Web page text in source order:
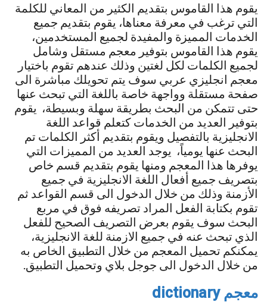
يقوم هذا القاموس بتقديم الكثير من المعاني للكلمة
التي ترغب في معرفة معناها، يقوم بتقديم جميع
الخدمات المميزة والمفيدة لجميع المستخدمين،
يقوم هذا القاموس بتوفير معجم مستقل وشامل
لجميع الكلمات لكل لغتين وذلك عندهم تقوم باختيار
معجم انجليزي عربي سوف يتم تحويلك مباشرة الى
صفحة مستقلة وواجهة خاصة باللغة التي تبحث عنها
حتى تتمكن من البحث بطريقة سهلة وبسيطة، يقوم
بتوفير العديد من الخدمات كتعلم قواعد اللغة
الانجليزية بالتفصيل ويقوم بتقديم أكثر الكلمات تم
البحث عنها يومياً، يوجد العديد من المميزات التي
يوفرها هذا المعجم ومنها يقوم بتقديم قسم خاص
بتصريف جميع أفعال اللغة الانجليزية في جميع
الأزمنة وذلك من خلال الدخول الى قسم القواعد ثم
تقوم بكتابة الفعل المراد تصريفه فوق في مربع
البحث سوف يقوم بعرض التصريف الصحيح للفعل
الذي تبحث عنه في جميع الازمنة للغة الانجليزية،
يمكنكم تحميل المعجم من خلال التطبيق الخاص به
من خلال الدخول الى جوجل بلاي وتحميل التطبيق.
معجم dictionary